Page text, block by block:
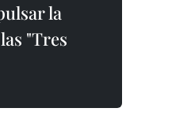
la
"Tres